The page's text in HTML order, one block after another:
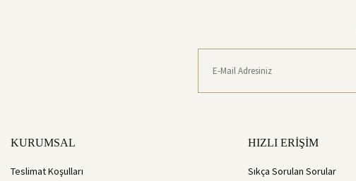
KURUMSAL
Teslimat Koşulları
HIZLI ERİŞİM
Sıkça Sorulan Sorular